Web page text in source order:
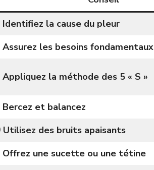
la cause du pleur
Assurez les besoins fondamentaux
Appliquez la méthode des 5 « S »
Bercez et balancez
Utilisez des bruits apaisants
Offrez une sucette ou une tétine